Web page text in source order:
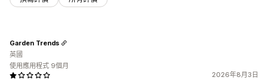
2026年8月3日
Garden Trends
英國
使用應用程式 9個月